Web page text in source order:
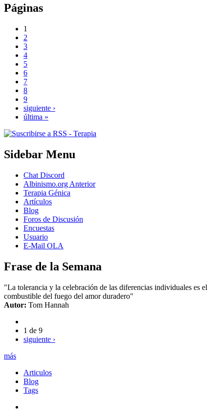
Páginas
1
2
3
4
5
6
7
8
9
siguiente ›
última »
Sidebar Menu
Chat Discord
Albinismo.org Anterior
Terapia Génica
Artículos
Blog
Foros de Discusión
Encuestas
Usuario
E-Mail OLA
Frase de la Semana
"La tolerancia y la celebración de las diferencias individuales es el
combustible del fuego del amor duradero"
Autor: Tom Hannah
1 de 9
siguiente ›
más
Articulos
Blog
Tags